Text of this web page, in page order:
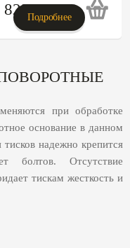
823p
Подробнее
при обработке
основание в данном
тисков надежно крепится
болтов. Отсутствие
тискам жесткость и